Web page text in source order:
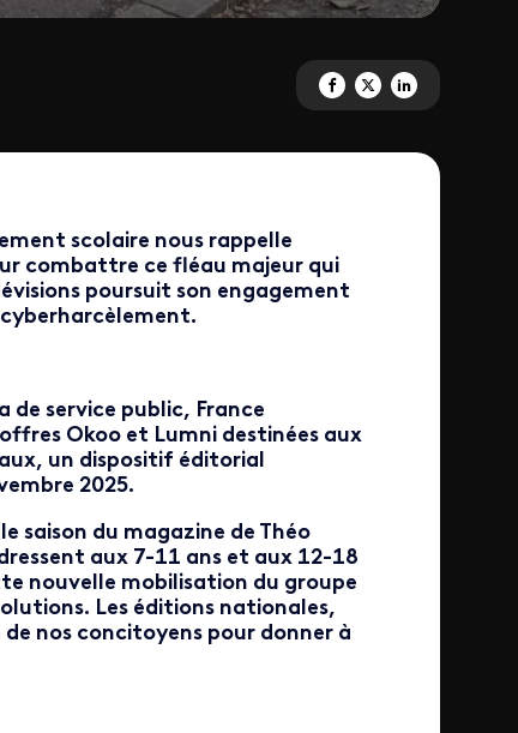
Partagez 'Lutte contre le
Partagez 'Lutte contre
Partagez 'Lutte
scolaire nous rappelle
combattre ce fléau majeur qui
poursuit son engagement
de service public, France
Okoo et Lumni destinées aux
un dispositif éditorial
2025.
saison du magazine de Théo
aux 7-11 ans et aux 12-18
nouvelle mobilisation du groupe
Les éditions nationales,
nos concitoyens pour donner à